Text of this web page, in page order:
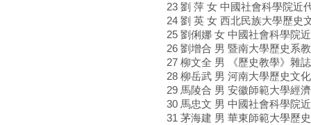
23 劉 萍 女 中國社會科學院近
24 劉 英 女 西北民族大學歷史
25 劉俐娜 女 中國社會科學院
26 劉增合 男 暨南大學歷史系
27 柳文全 男 《歷史教學》雜
28 柳岳武 男 河南大學歷史文
29 馬陵合 男 安徽師範大學經
30 馬忠文 男 中國社會科學院
31 茅海建 男 華東師範大學歷